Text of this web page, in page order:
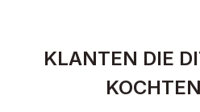
KLANTEN DIE